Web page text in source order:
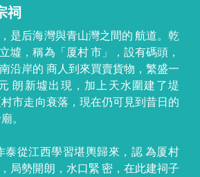
祠
是后海灣與青山灣之間的 航道。乾
墟，稱為「厦村 市」，設有碼頭，
沿岸的 商人到來買賣貨物，繁盛一
朗新墟出現，加上天水圍建了堤
市走向衰落，現在仍可見到昔日的
。
泰從江西學習堪輿歸來，認 為厦村
局勢開朗，水口緊 密，在此建祠子